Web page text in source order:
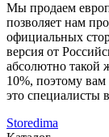
Мы продаем
позволяет нам
официальных
версия от
абсолютно такой
10%, поэтому
это специалисты
Storedima